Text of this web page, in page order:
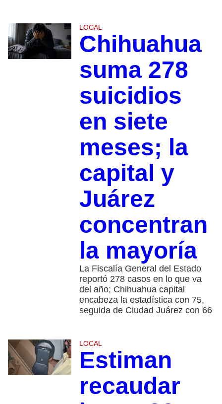
LOCAL
Chihuahua
suma 278
suicidios
en siete
meses; la
capital y
Juárez
concentran
la mayoría
La Fiscalía General del Estado
reportó 278 casos en lo que va
del año; Chihuahua capital
encabeza la estadística con 75,
seguida de Ciudad Juárez con 66
LOCAL
Estiman
recaudar